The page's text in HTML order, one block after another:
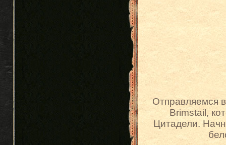
Отправляемся
Brimstail,
Цитадели.